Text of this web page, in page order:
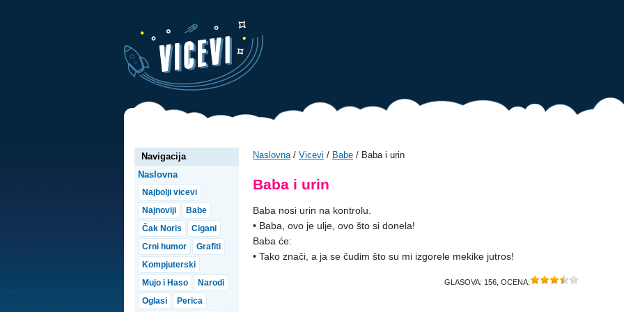
Naslovna/ Vicevi / Babe / Baba i urin
Baba i urin
Baba nosi urin na kontrolu.
• Baba, ovo je ulje, ovo što si donela!
Baba će:
• Tako znači, a ja se čudim što su mi izgorele mekike jutros!
GLASOVA: 156 , OCENA:
Navigacija
Naslovna
Najbolji vicevi
Najnoviji
Babe
Čak Noris
Cigani
Crni humor
Grafiti
Kompjuterski
Mujo i Haso
Narodi
Oglasi
Perica